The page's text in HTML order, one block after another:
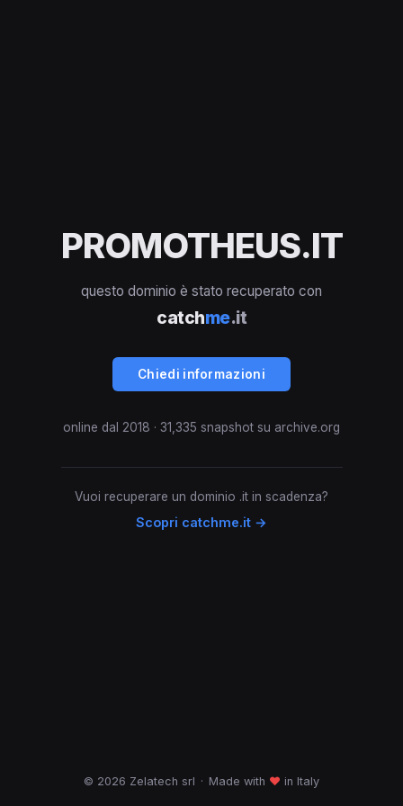
PROMOTHEUS.IT
questo dominio è stato recuperato con
catchme.it
Chiedi informazioni
online dal 2018 · 31,335 snapshot su archive.org
Vuoi recuperare un dominio .it in scadenza?
Scopri catchme.it →
© 2026 Zelatech srl · Made with ♥ in Italy